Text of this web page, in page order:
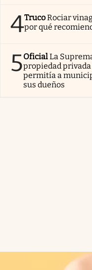
4TrucoRociar
por qué
5OficialLa
propiedad
permitía a
sus dueños